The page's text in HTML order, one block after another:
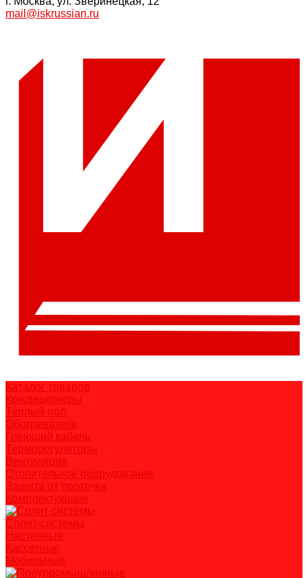
mail@iskrussian.ru
Каталог товаров
Кондиционеры
Теплый пол
Обогреватели
Греющий кабель
Терморегуляторы
Вентиляция
Отопительное оборудование
Защита от протечки
Комплектующие
Сплит-системы
Настенные
Кассетные
Мобильные